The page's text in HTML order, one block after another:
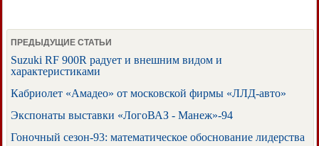
ПРЕДЫДУЩИЕ СТАТЬИ
Suzuki RF 900R радует и внешним видом и
характеристиками
Кабриолет «Амадео» от московской фирмы «ЛЛД-авто»
Экспонаты выставки «ЛогоВАЗ - Манеж»-94
Гоночный сезон-93: математическое обоснование лидерства